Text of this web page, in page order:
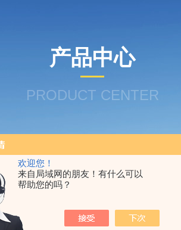
欢迎您！
来自局域网的朋友！有什么可以
帮助您的吗？
产品中心
PRODUCT CENTER